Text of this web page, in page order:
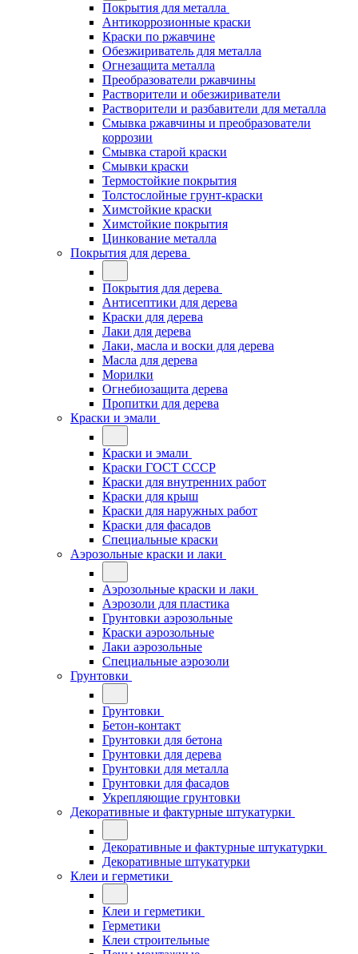
Покрытия для металла
Антикоррозионные краски
Краски по ржавчине
Обезжириватель для металла
Огнезащита металла
Преобразователи ржавчины
Растворители и обезжириватели
Растворители и разбавители для металла
Смывка ржавчины и преобразователи
коррозии
Смывка старой краски
Смывки краски
Термостойкие покрытия
Толстослойные грунт-краски
Химстойкие краски
Химстойкие покрытия
Цинкование металла
Покрытия для дерева
Покрытия для дерева
Антисептики для дерева
Краски для дерева
Лаки для дерева
Лаки, масла и воски для дерева
Масла для дерева
Морилки
Огнебиозащита дерева
Пропитки для дерева
Краски и эмали
Краски и эмали
Краски ГОСТ СССР
Краски для внутренних работ
Краски для крыш
Краски для наружных работ
Краски для фасадов
Специальные краски
Аэрозольные краски и лаки
Аэрозольные краски и лаки
Аэрозоли для пластика
Грунтовки аэрозольные
Краски аэрозольные
Лаки аэрозольные
Специальные аэрозоли
Грунтовки
Грунтовки
Бетон-контакт
Грунтовки для бетона
Грунтовки для дерева
Грунтовки для металла
Грунтовки для фасадов
Укрепляющие грунтовки
Декоративные и фактурные штукатурки
Декоративные и фактурные штукатурки
Декоративные штукатурки
Клеи и герметики
Клеи и герметики
Герметики
Клеи строительные